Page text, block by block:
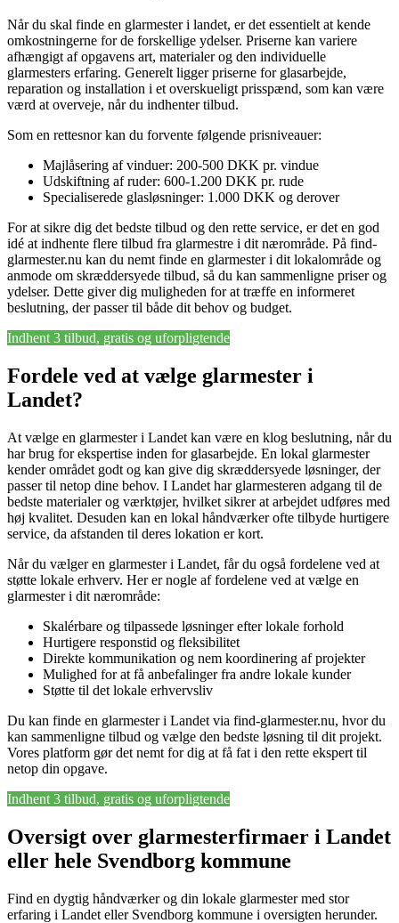
Når du skal finde en glarmester i landet, er det essentielt at kende
omkostningerne for de forskellige ydelser. Priserne kan variere
afhængigt af opgavens art, materialer og den individuelle
glarmesters erfaring. Generelt ligger priserne for glasarbejde,
reparation og installation i et overskueligt prisspænd, som kan være
værd at overveje, når du indhenter tilbud.
Som en rettesnor kan du forvente følgende prisniveauer:
Majlåsering af vinduer: 200-500 DKK pr. vindue
Udskiftning af ruder: 600-1.200 DKK pr. rude
Specialiserede glasløsninger: 1.000 DKK og derover
For at sikre dig det bedste tilbud og den rette service, er det en god
idé at indhente flere tilbud fra glarmestre i dit nærområde. På find-
glarmester.nu kan du nemt finde en glarmester i dit lokalområde og
anmode om skræddersyede tilbud, så du kan sammenligne priser og
ydelser. Dette giver dig muligheden for at træffe en informeret
beslutning, der passer til både dit behov og budget.
Indhent 3 tilbud, gratis og uforpligtende
Fordele ved at vælge glarmester i
Landet?
At vælge en glarmester i Landet kan være en klog beslutning, når du
har brug for ekspertise inden for glasarbejde. En lokal glarmester
kender området godt og kan give dig skræddersyede løsninger, der
passer til netop dine behov. I Landet har glarmesteren adgang til de
bedste materialer og værktøjer, hvilket sikrer at arbejdet udføres med
høj kvalitet. Desuden kan en lokal håndværker ofte tilbyde hurtigere
service, da afstanden til deres lokation er kort.
Når du vælger en glarmester i Landet, får du også fordelene ved at
støtte lokale erhverv. Her er nogle af fordelene ved at vælge en
glarmester i dit nærområde:
Skalérbare og tilpassede løsninger efter lokale forhold
Hurtigere responstid og fleksibilitet
Direkte kommunikation og nem koordinering af projekter
Mulighed for at få anbefalinger fra andre lokale kunder
Støtte til det lokale erhvervsliv
Du kan finde en glarmester i Landet via find-glarmester.nu, hvor du
kan sammenligne tilbud og vælge den bedste løsning til dit projekt.
Vores platform gør det nemt for dig at få fat i den rette ekspert til
netop din opgave.
Indhent 3 tilbud, gratis og uforpligtende
Oversigt over glarmesterfirmaer i Landet
eller hele Svendborg kommune
Find en dygtig håndværker og din lokale glarmester med stor
erfaring i Landet eller Svendborg kommune i oversigten herunder.